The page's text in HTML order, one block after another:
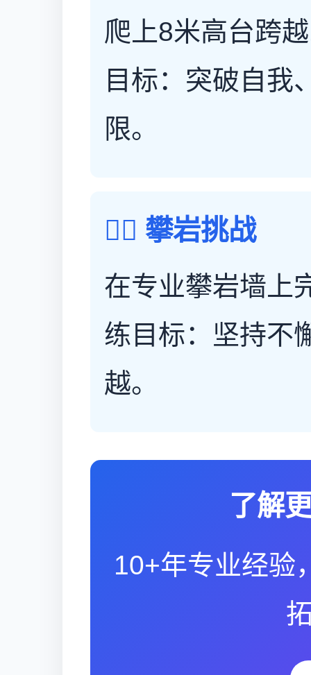
爬上8米高台跨
目标：突破自我
限。
🧗‍♀️ 攀岩挑战
在专业攀岩墙上
练目标：坚持不
越。
了解
10+年专业经验